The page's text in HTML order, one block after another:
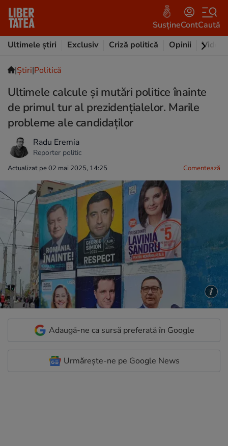
SusțineContCaută
Ultimele știri
Exclusiv Criză politică Opinii Video
|Ştiri|Politică
Ultimele calcule și mutări politice înainte
de primul tur al prezidențialelor. Marile
probleme ale candidaților
Radu Eremia
Reporter politic
Actualizat pe 02 mai 2025, 14:25 Comentează
Adaugă-ne ca sursă preferată în Google
Urmărește-ne pe Google News